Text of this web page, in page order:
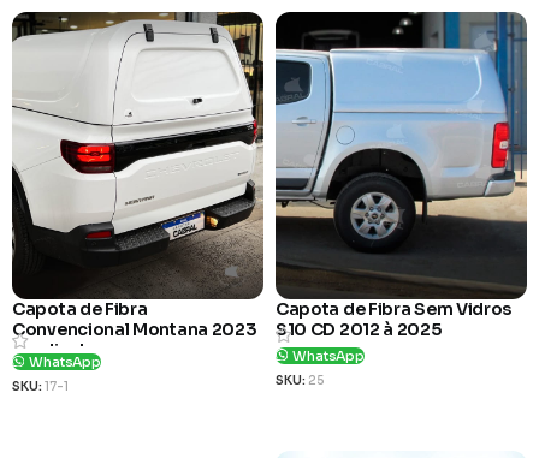
Capota de Fibra
Convencional Montana 2023
em diante
WhatsApp
SKU: 17-1
Capota de Fibra Sem Vidros
S10 CD 2012 à 2025
WhatsApp
SKU: 25